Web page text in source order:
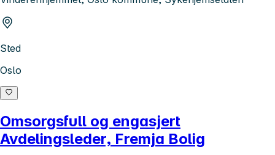
Sted
Oslo
Omsorgsfull og engasjert
Avdelingsleder, Fremja Bolig